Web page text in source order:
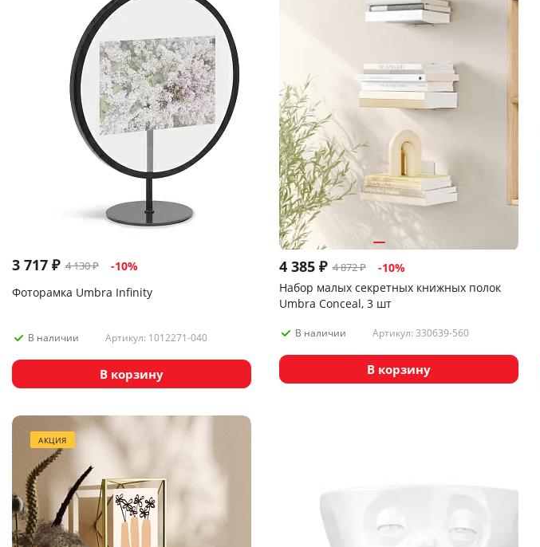
3 717 ₽ 4 130₽ -10%
Фоторамка Umbra Infinity
В наличии Артикул: 1012271-040
В корзину
4 385₽ 4 872₽ -10%
Набор малых секретных книжных полок
Umbra Conceal, 3 шт
В наличии Артикул: 330639-560
В корзину
АКЦИЯ